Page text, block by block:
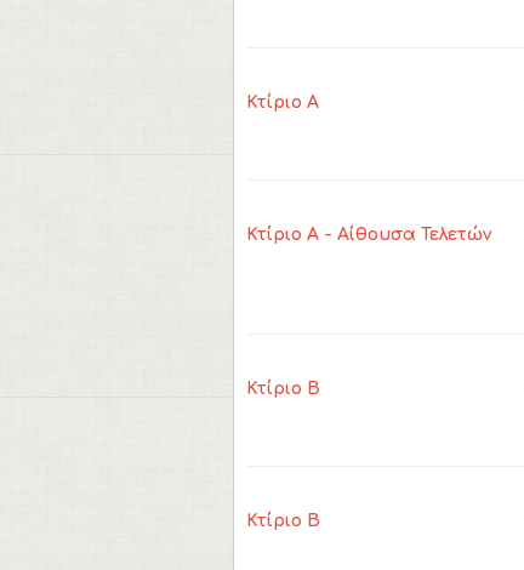
Κτίριο Α
Κτίριο Α - Αίθουσα Τελετών
Κτίριο Β
Κτίριο Β